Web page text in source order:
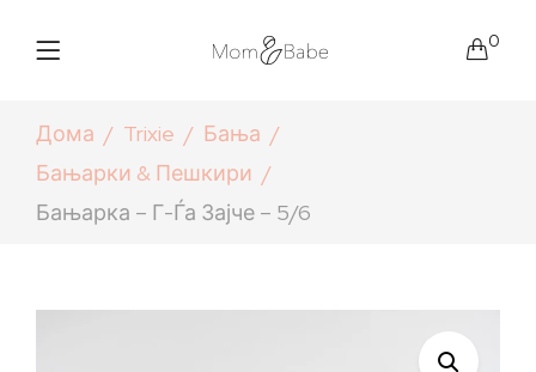
0
Дома Trixie
Бања
Бањарки & Пешкири
Бањарка – Г-Ѓа Зајче – 5/6